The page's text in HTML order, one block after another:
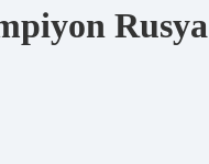
Rusya